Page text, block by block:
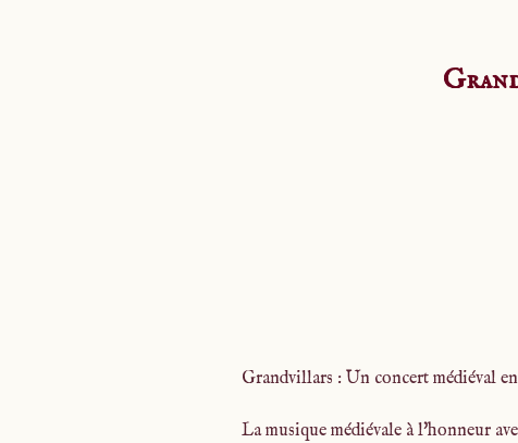
Grandvillars : Un concert médiéval
La musique médiévale à l'honneur